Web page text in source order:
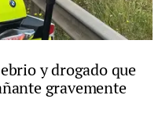
y drogado que
gravemente